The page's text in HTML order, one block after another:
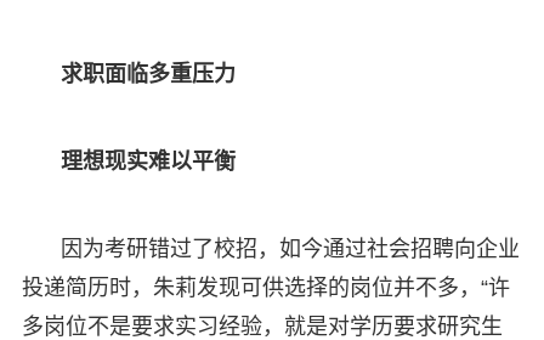
求职面临多重压力
理想现实难以平衡
因为考研错过了校招，如今通过社会招聘向企业
投递简历时，朱莉发现可供选择的岗位并不多，“许
多岗位不是要求实习经验，就是对学历要求研究生